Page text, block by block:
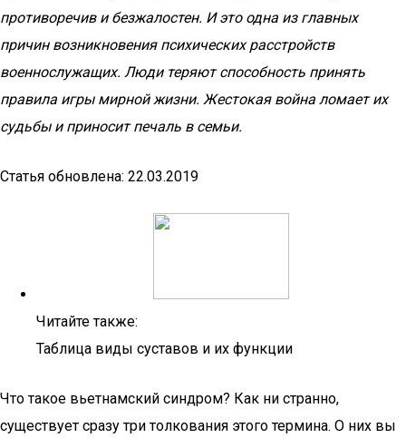
противоречив и безжалостен. И это одна из главных
причин возникновения психических расстройств
военнослужащих. Люди теряют способность принять
правила игры мирной жизни. Жестокая война ломает их
судьбы и приносит печаль в семьи.
Статья обновлена: 22.03.2019
Читайте также:
Таблица виды суставов и их функции
Что такое вьетнамский синдром? Как ни странно,
существует сразу три толкования этого термина. О них вы